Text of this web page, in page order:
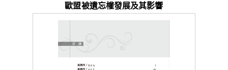
歐盟被遺忘權發展及其影響